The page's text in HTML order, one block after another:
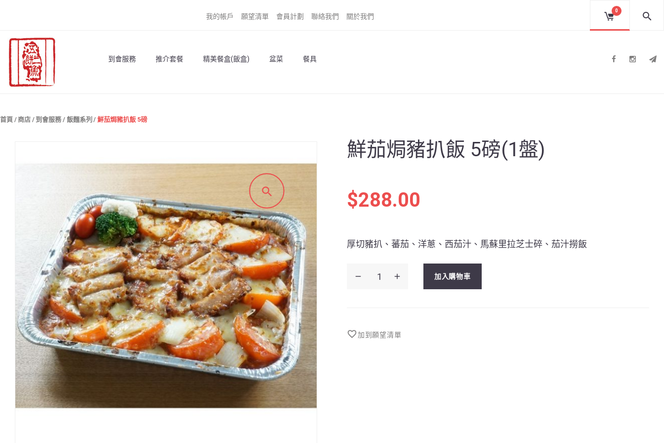
內
容
我的帳戶 願望清單 會員計劃 聯絡我們 關於我們
0
Facebook
到會服務 推介套餐 精美餐盒(飯盒) 盆菜 餐具
首頁 /商店 / 到會服務 / 飯麵系列 / 鮮茄焗豬扒飯 5磅
鮮茄焗豬扒飯 5磅(1盤)
$288.00
厚切豬扒、蕃茄、洋蔥、西茄汁、馬蘇里拉芝士碎、茄汁撈飯
扒
加入購物車
加到願望清單